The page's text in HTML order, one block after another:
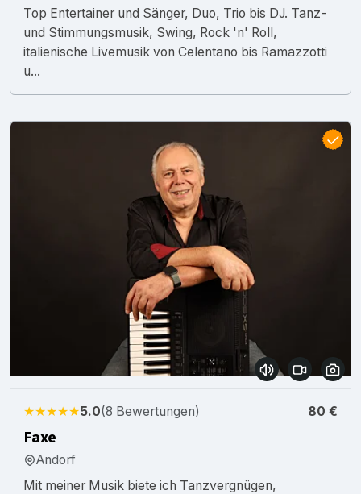
Top Entertainer und Sänger, Duo, Trio bis DJ. Tanz-
und Stimmungsmusik, Swing, Rock 'n' Roll,
italienische Livemusik von Celentano bis Ramazzotti
u...
★★★★★5.0(8 Bewertungen) 80 €
Faxe
Andorf
Mit meiner Musik biete ich Tanzvergnügen,